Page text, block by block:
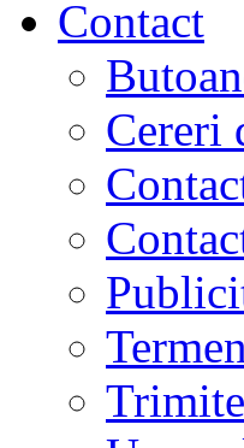
Contact
Cereri